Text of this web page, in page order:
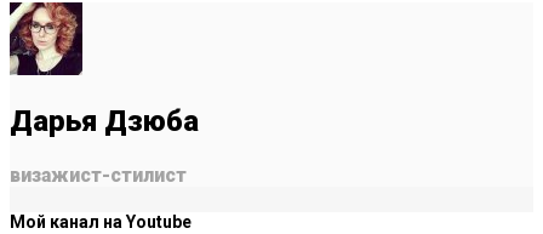
Дарья Дзюба
визажист-стилист
Мой канал на Youtube